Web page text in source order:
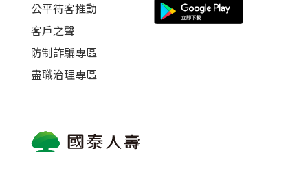
公平待客推動
客戶之聲
防制詐騙專區
盡職治理專區